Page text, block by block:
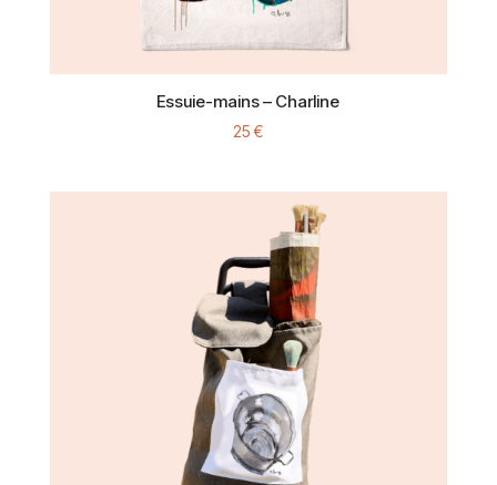
Essuie-mains – Charline
25€